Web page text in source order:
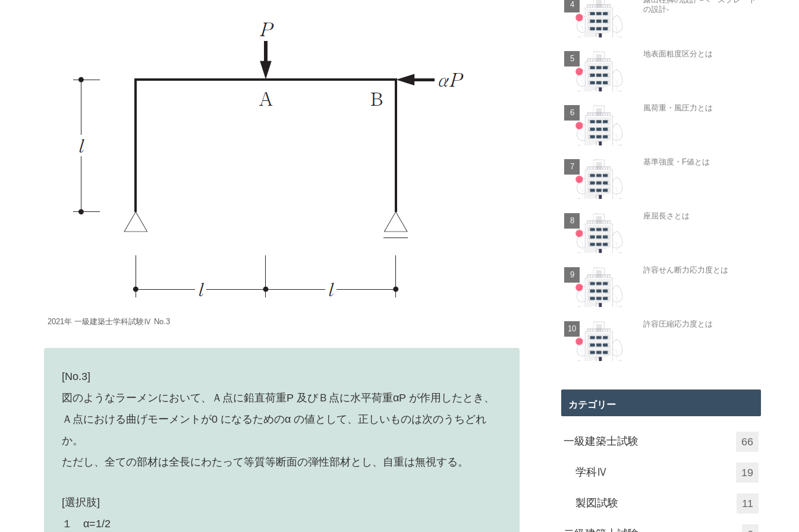
2021年 一級建築士学科試験Ⅳ No.3
[No.3]
図のようなラーメンにおいて、Ａ点に鉛直荷重P 及びＢ点に水平荷重αP が作用したとき、
Ａ点における曲げモーメントが0 になるためのα の値として、正しいものは次のうちどれ
か。
ただし、全ての部材は全長にわたって等質等断面の弾性部材とし、自重は無視する。
[選択肢]
１ α=1/2
の設計-
地表面粗度区分とは
風荷重・風圧力とは
基準強度・F値とは
座屈長さとは
許容せん断力応力度とは
許容圧縮応力度とは
カテゴリー
一級建築士試験 66
学科Ⅳ 19
製図試験 11